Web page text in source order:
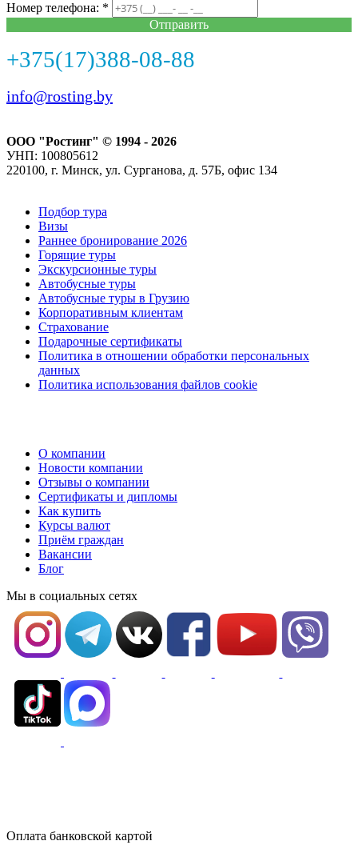
Номер телефона: *
Отправить
+375(17)388-08-88
info@rosting.by
ООО "Ростинг" © 1994 - 2026
УНП: 100805612
220100, г. Минск, ул. Сурганова, д. 57Б, офис 134
Подбор тура
Визы
Раннее бронирование 2026
Горящие туры
Экскурсионные туры
Автобусные туры
Автобусные туры в Грузию
Корпоративным клиентам
Страхование
Подарочные сертификаты
Политика в отношении обработки персональных
данных
Политика использования файлов cookie
О компании
Новости компании
Отзывы о компании
Сертификаты и дипломы
Как купить
Курсы валют
Приём граждан
Вакансии
Блог
Мы в социальных сетях
Оплата банковской картой